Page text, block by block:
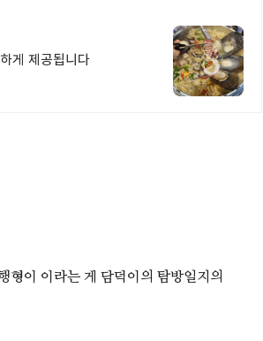
게 제공됩니다
형이 이라는 게 담덕이의 탐방일지의